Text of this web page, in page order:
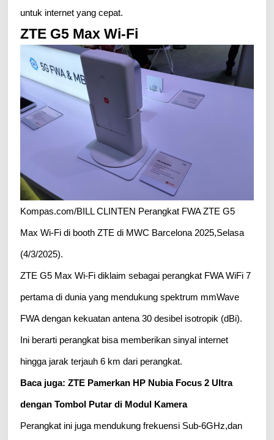
untuk internet yang cepat.
ZTE G5 Max Wi-Fi
Kompas.com/BILL CLINTEN Perangkat FWA ZTE G5
Max Wi-Fi di booth ZTE di MWC Barcelona 2025,Selasa
(4/3/2025).
ZTE G5 Max Wi-Fi diklaim sebagai perangkat FWA WiFi 7
pertama di dunia yang mendukung spektrum mmWave
FWA dengan kekuatan antena 30 desibel isotropik (dBi).
Ini berarti perangkat bisa memberikan sinyal internet
hingga jarak terjauh 6 km dari perangkat.
Baca juga: ZTE Pamerkan HP Nubia Focus 2 Ultra
dengan Tombol Putar di Modul Kamera
Perangkat ini juga mendukung frekuensi Sub-6GHz,dan